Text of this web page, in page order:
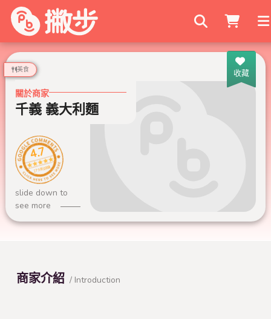
搜尋商家
收藏
美食
關於商家
千義 義大利麵
4.7
279 則評論
slide down to
see more
商家介紹 / Introduction